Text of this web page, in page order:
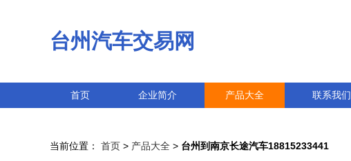
台州汽车交易网
首页 企业简介 产品大全 联系我们
当前位置： 首页 > 产品大全 > 台州到南京长途汽车18815233441